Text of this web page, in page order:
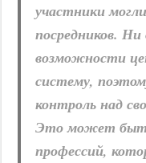
участники
посредников.
возможности
систему,
контроль над
Это может
профессий,